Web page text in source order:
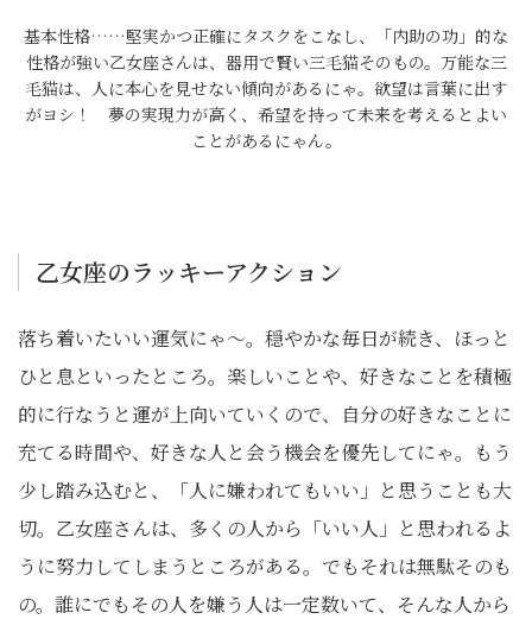
基本性格……堅実かつ正確にタスクをこなし、「内助の功」的な
性格が強い乙女座さんは、器用で賢い三毛猫そのもの。万能な三
毛猫は、人に本心を見せない傾向があるにゃ。欲望は言葉に出す
がヨシ！ 夢の実現力が高く、希望を持って未来を考えるとよい
ことがあるにゃん。
乙女座のラッキーアクション
落ち着いたいい運気にゃ〜。穏やかな毎日が続き、ほっと
ひと息といったところ。楽しいことや、好きなことを積極
的に行なうと運が上向いていくので、自分の好きなことに
充てる時間や、好きな人と会う機会を優先してにゃ。もう
少し踏み込むと、「人に嫌われてもいい」と思うことも大
切。乙女座さんは、多くの人から「いい人」と思われるよ
うに努力してしまうところがある。でもそれは無駄そのも
の。誰にでもその人を嫌う人は一定数いて、そんな人から